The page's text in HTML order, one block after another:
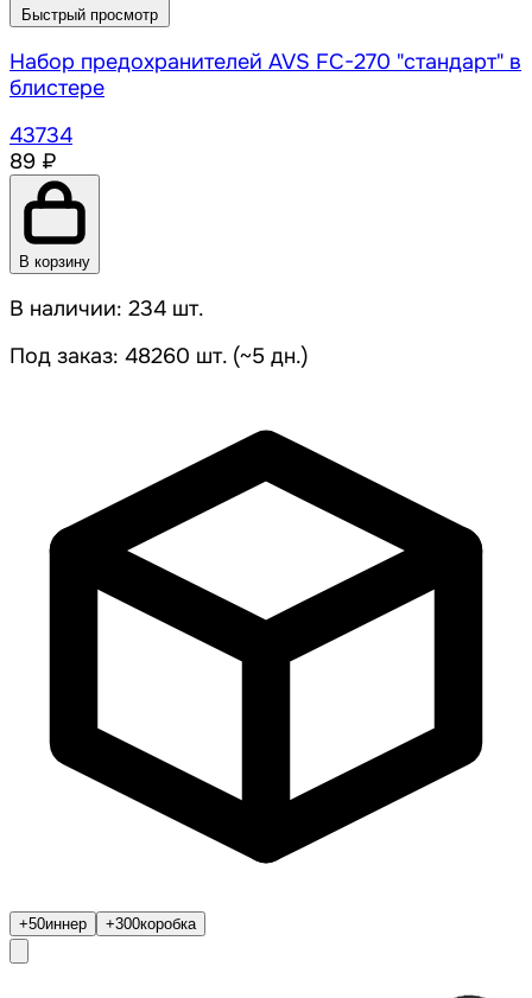
Быстрый просмотр
Набор предохранителей AVS FC-270 "стандарт" в
блистере
43734
89 ₽
В корзину
В наличии: 234 шт.
Под заказ: 48260 шт. (~5 дн.)
+50иннер +300коробка